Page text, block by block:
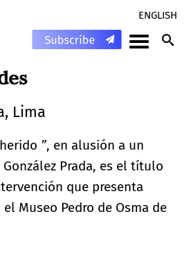
ENGLISH
Lima
”, en alusión a un
Prada, es el título
que presenta
el Museo Pedro de Osma de